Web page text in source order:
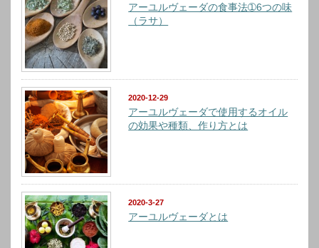
アーユルヴェーダの食事法➀6つの味
（ラサ）
2020-12-29
アーユルヴェーダで使用するオイル
の効果や種類、作り方とは
2020-3-27
アーユルヴェーダとは